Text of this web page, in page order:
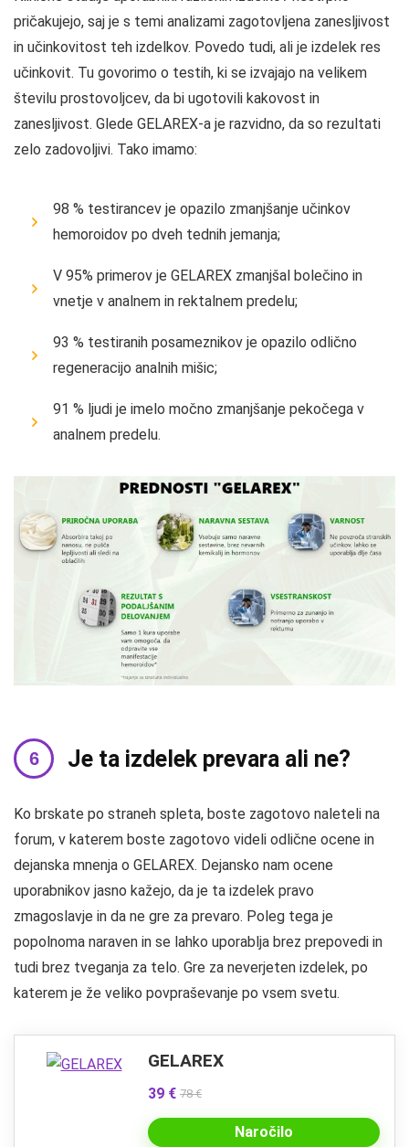
pričakujejo, saj je s temi analizami zagotovljena zanesljivost
in učinkovitost teh izdelkov. Povedo tudi, ali je izdelek res
učinkovit. Tu govorimo o testih, ki se izvajajo na velikem
številu prostovoljcev, da bi ugotovili kakovost in
zanesljivost. Glede GELAREX-a je razvidno, da so rezultati
zelo zadovoljivi. Tako imamo:
98 % testirancev je opazilo zmanjšanje učinkov
hemoroidov po dveh tednih jemanja;
V 95% primerov je GELAREX zmanjšal bolečino in
vnetje v analnem in rektalnem predelu;
93 % testiranih posameznikov je opazilo odlično
regeneracijo analnih mišic;
91 % ljudi je imelo močno zmanjšanje pekočega v
analnem predelu.
Je ta izdelek prevara ali ne?
Ko brskate po straneh spleta, boste zagotovo naleteli na
forum, v katerem boste zagotovo videli odlične ocene in
dejanska mnenja o GELAREX. Dejansko nam ocene
uporabnikov jasno kažejo, da je ta izdelek pravo
zmagoslavje in da ne gre za prevaro. Poleg tega je
popolnoma naraven in se lahko uporablja brez prepovedi in
tudi brez tveganja za telo. Gre za neverjeten izdelek, po
katerem je že veliko povpraševanje po vsem svetu.
GELAREX
39 € 78 €
Naročilo